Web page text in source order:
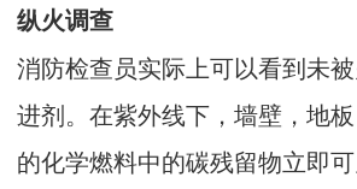
纵火调查
消防检查员实际上可以看到未
进剂。在紫外线下，墙壁，地
的化学燃料中的碳残留物立即可